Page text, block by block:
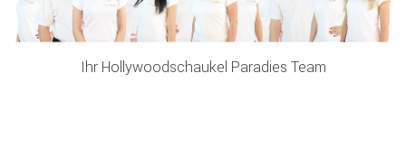
Ihr Hollywoodschaukel Paradies Team